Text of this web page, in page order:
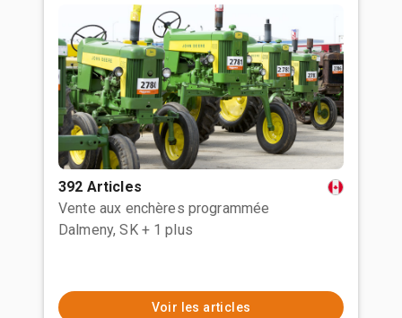
392 Articles
Vente aux enchères programmée
Dalmeny, SK + 1 plus
Voir les articles